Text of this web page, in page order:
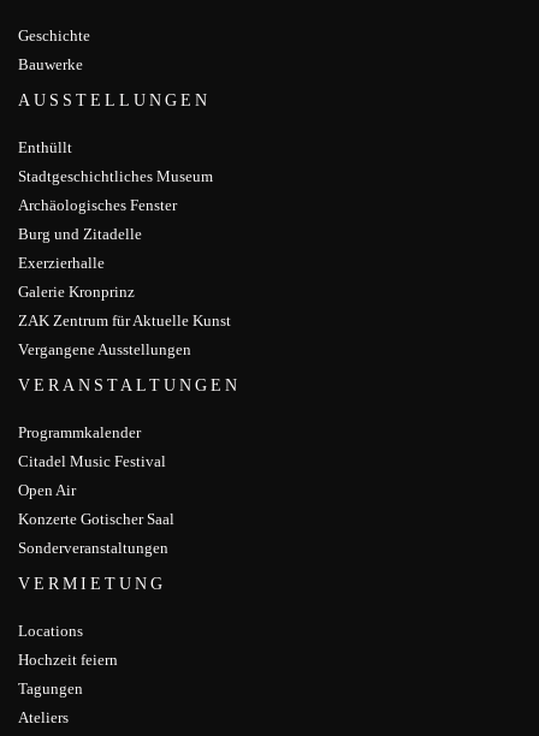
Geschichte
Bauwerke
AUSSTELLUNGEN
Enthüllt
Stadtgeschichtliches Museum
Archäologisches Fenster
Burg und Zitadelle
Exerzierhalle
Galerie Kronprinz
ZAK Zentrum für Aktuelle Kunst
Vergangene Ausstellungen
VERANSTALTUNGEN
Programmkalender
Citadel Music Festival
Open Air
Konzerte Gotischer Saal
Sonderveranstaltungen
VERMIETUNG
Locations
Hochzeit feiern
Tagungen
Ateliers